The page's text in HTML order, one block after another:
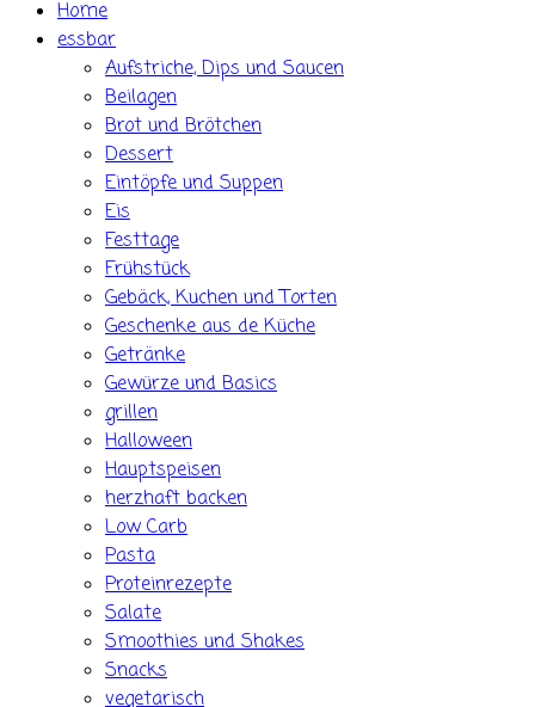
Home
essbar
Aufstriche, Dips und Saucen
Beilagen
Brot und Brötchen
Dessert
Eintöpfe und Suppen
Eis
Festtage
Frühstück
Gebäck, Kuchen und Torten
Geschenke aus de Küche
Getränke
Gewürze und Basics
grillen
Halloween
Hauptspeisen
herzhaft backen
Low Carb
Pasta
Proteinrezepte
Salate
Smoothies und Shakes
Snacks
vegetarisch